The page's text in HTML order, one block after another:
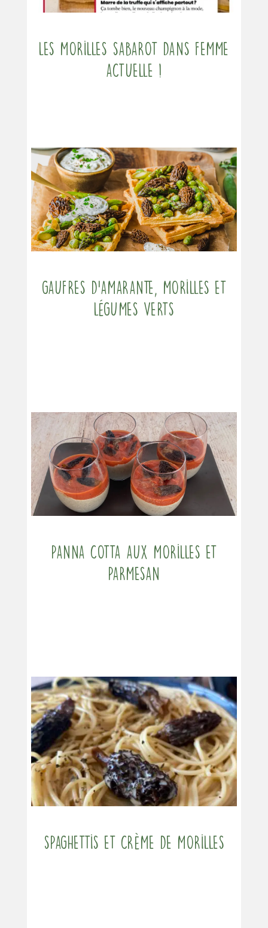
Les morilles Sabarot dans Femme
Actuelle !
Gaufres d’amarante, morilles et
légumes verts
Panna cotta aux morilles et
parmesan
Spaghettis et crème de morilles